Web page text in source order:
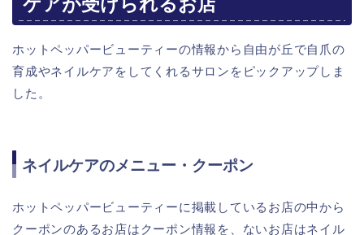
ホットペッパービューティーの情報から自由が丘で自爪の
育成やネイルケアをしてくれるサロンをピックアップしま
した。
ネイルケアのメニュー・クーポン
ホットペッパービューティーに掲載しているお店の中から
クーポンのあるお店はクーポン情報を、ないお店はネイル